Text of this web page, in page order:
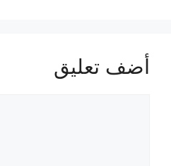
أضف تعليق